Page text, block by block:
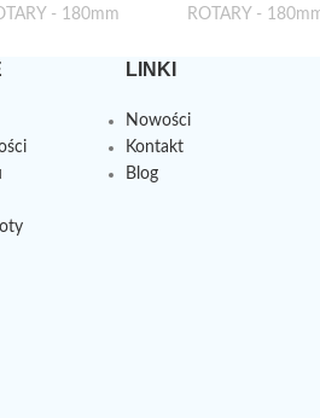
LINKI
Nowości
Kontakt
Blog